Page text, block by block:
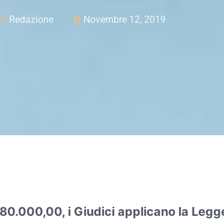
Redazione Novembre 12, 2019
i Giudici applicano la